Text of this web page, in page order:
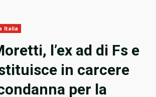
Italia
l’ex ad di Fs e
in carcere
per la